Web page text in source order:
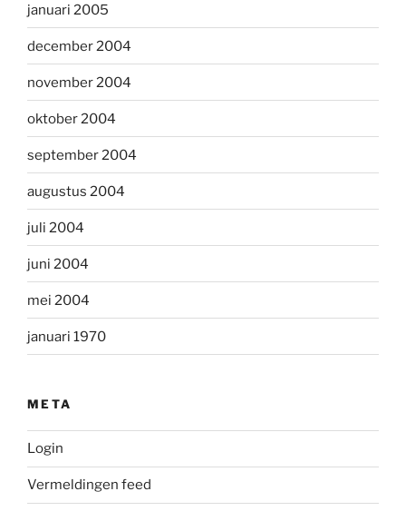
januari 2005
december 2004
november 2004
oktober 2004
september 2004
augustus 2004
juli 2004
juni 2004
mei 2004
januari 1970
META
Login
Vermeldingen feed